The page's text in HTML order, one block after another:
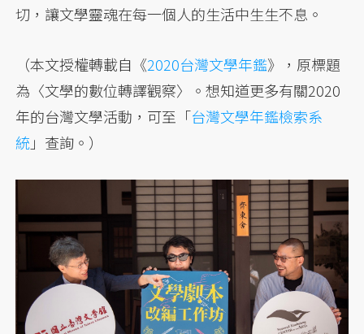
切，讓文學靈魂在每一個人的生活中生生不息。
（本文授權轉載自《2020台灣文學年鑑》，原標題
為〈文學的數位轉譯觀察〉。想知道更多有關2020
年的台灣文學活動，可至「台灣文學年鑑檢索系
統」查詢。）